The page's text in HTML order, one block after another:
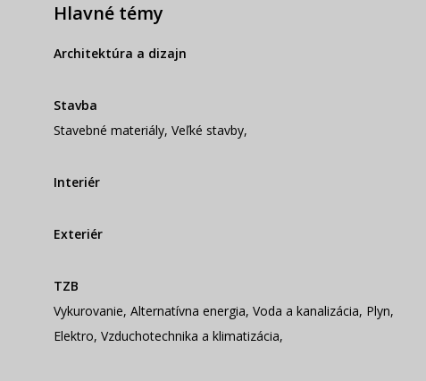
Hlavné témy
Architektúra a dizajn
Stavba
Stavebné materiály, Veľké stavby,
Interiér
Exteriér
TZB
Vykurovanie, Alternatívna energia, Voda a kanalizácia, Plyn,
Elektro, Vzduchotechnika a klimatizácia,